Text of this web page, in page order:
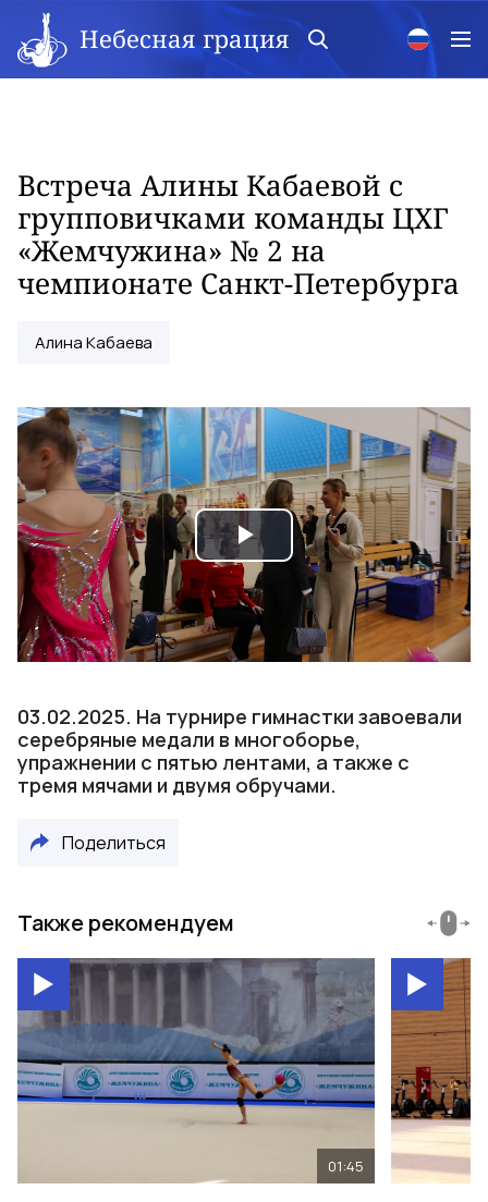
Небесная грация
Встреча Алины Кабаевой с
групповичками команды ЦХГ
«Жемчужина» № 2 на
чемпионате Санкт-Петербурга
Алина Кабаева
Play
Video
03.02.2025. На турнире гимнастки завоевали
серебряные медали в многоборье,
упражнении с пятью лентами, а также с
тремя мячами и двумя обручами.
Поделиться
Также рекомендуем
01:45